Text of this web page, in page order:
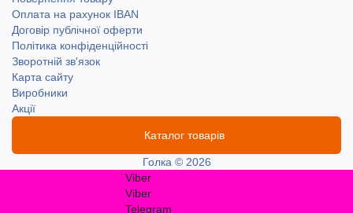
Оплата на рахунок IBAN
Договір публічної оферти
Політика конфіденційності
Зворотній зв'язок
Карта сайту
Виробники
Акції
Каталог товарів
Голка © 2026
Viber
Viber
Telegram